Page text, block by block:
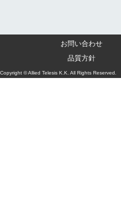
お問い合わせ
品質方針
Copyright © Allied Telesis K.K. All Rights Reserved.